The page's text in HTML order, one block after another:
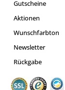
Gutscheine
Aktionen
Wunschfarbton
Newsletter
Rückgabe